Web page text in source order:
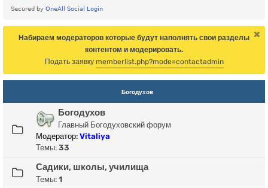
Набираем модераторов которые будут наполнять свои разделы
контентом и модерировать.
Подать заявку memberlist.php?mode=contactadmin
Богодухов
Богодухов
Главный Богодуховский форум
Модератор: Vitaliya
Темы: 33
Садики, школы, училища
Темы: 1